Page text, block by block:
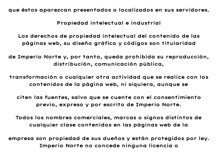
que éstos aparezcan presentados o localizados en sus servidores.
Propiedad intelectual e industrial
Los derechos de propiedad intelectual del contenido de las
páginas web, su diseño gráfico y códigos son titularidad
de Imperio Norte y, por tanto, queda prohibida su reproducción,
distribución, comunicación pública,
transformación o cualquier otra actividad que se realice con los
contenidos de la página web, ni siquiera, aunque se
citen las fuentes, salvo que se cuente con el consentimiento
previo, expreso y por escrito de Imperio Norte.
Todos los nombres comerciales, marcas o signos distintos de
cualquier clase contenidos en las páginas web de la
empresa son propiedad de sus dueños y están protegidos por ley.
Imperio Norte no concede ninguna licencia o